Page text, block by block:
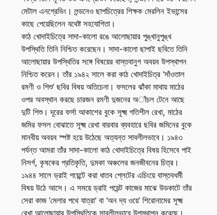
মেটাল এনগ্রেভিং। লন্ডনেও ছাপচিত্রের শিক্ষক মেরলিন ইভান্সের
কাছে পেয়েছিলেন যথেষ্ট সহযোগিতা।
কাঠ খোদাইচিত্রে সাদা-কালো রঙে আলোছায়ার পুঙ্খানুপুঙ্খ
উপস্থিতি তিনি নিশ্চিত করেছেন। সাদা-কালো ছাপাই ছবিতে তিনি
আলোছায়ার উপস্থিতির সঙ্গে বিষয়ের বাস্তবানুগ অবয়ব উপস্থাপন
নিশ্চিত করেন। তাঁর ১৯৪২ সালে করা কাঠ খোদাইচিত্র ‘সাঁওতাল
রমণী ও শিশু’ ছবির বিষয় অতিচেনা। ফসলের ঝাঁকা মাথায় মাঠের
ওপর অবস্থান করছে চারজন রমণী দুজনের অাঁচল টেনে আছে
দুটি শিশু। দূরের ফর্সা আকাশের বুকে সূক্ষ্ম গতিশীল রেখা, মাঠের
জমির ফসল বোঝাতে সূক্ষ্ম রেখা বারবার ব্যবহারে ছবির জমিনের বুকে
মানবীয় অবয়ব স্পষ্ট হয়ে উঠেছে অত্যন্ত সাবলীলভাবে। ১৯৪৩
পর্যন্ত আমরা তাঁর সাদা-কালো কাঠ খোদাইচিত্রে বিষয় হিসেবে পাই
নিসর্গ, কৃষকের প্রতিকৃতি, দুমকা অঞ্চলের জনজীবনের চিত্র।
১৯৪৪ সালে ড্রাই পয়েন্টে করা ধাতব প্লেটের এচিংয়ে বাস্তবধর্মী
বিষয় উঠে আসে। এ সময়ে ড্রাই পয়েন্ট কাজের মাঝে উডকাটে তাঁর
সেরা কাজ ‘মেলার পথে যাত্রা’ বা ‘অন দ্য ওয়ে’ শিরোনামের সূক্ষ্ম
রেখা আলোছায়ার উপস্থিতিকে সাবলীলভাবে উপস্থাপন করেছে।